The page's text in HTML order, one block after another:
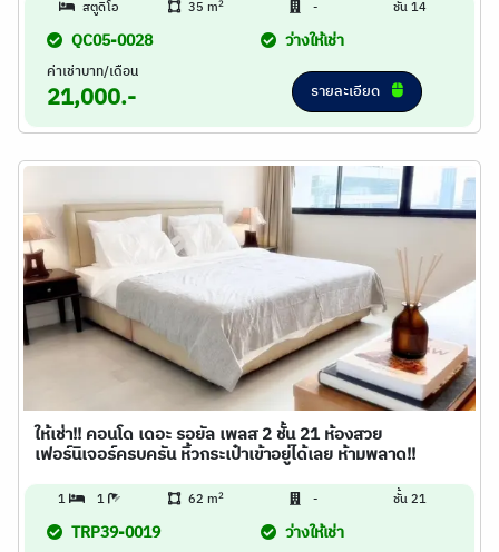
สตูดิโอ 35 m2 - ชั้น 14
QC05-0028 ว่างให้เช่า
ค่าเช่าบาท/เดือน
21,000.- รายละเอียด
ให้เช่า!! คอนโด เดอะ รอยัล เพลส 2 ชั้น 21 ห้องสวย
เฟอร์นิเจอร์ครบครัน หิ้วกระเป๋าเข้าอยู่ได้เลย ห้ามพลาด!!
1 1 62 m2 - ชั้น 21
TRP39-0019 ว่างให้เช่า